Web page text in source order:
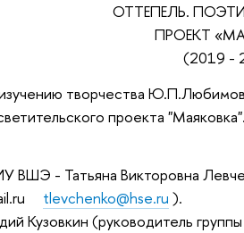
ОТТЕПЕЛЬ.
ПРОЕКТ
(2019 -
творчества
проекта
ВШЭ - Татьяна Викторовна
tlevchenko@hse.ru ).
Кузовкин (руководитель